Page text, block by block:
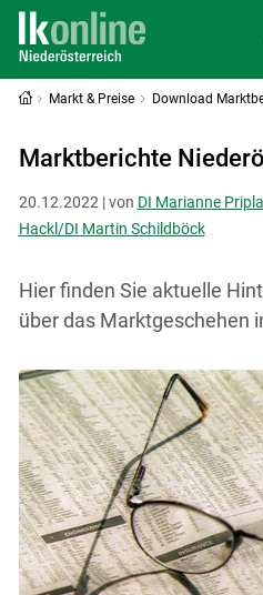
Markt & Preise Download
Marktberichte
20.12.2022 | von DI Marianne
Hackl/DI Martin Schildböck
Hier finden Sie aktuelle
über das Marktgeschehen